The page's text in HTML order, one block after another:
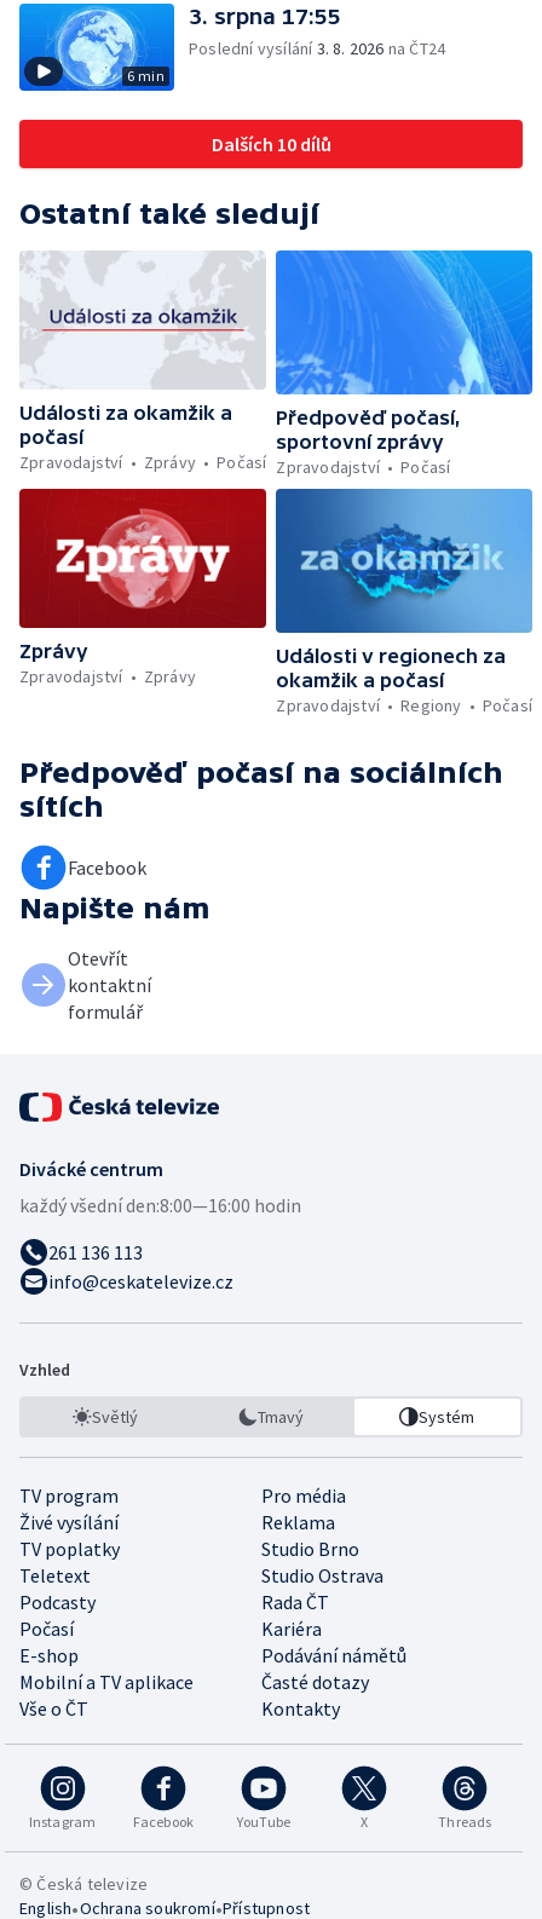
6 min
3. srpna 17:55
Poslední vysílání3. 8. 2026 na ČT24
Dalších 10 dílů
Ostatní také sledují
Události za okamžik a
počasí
Zpravodajství
Zprávy Počasí
Předpověď počasí,
sportovní zprávy
Zpravodajství
Počasí
Zprávy
Zpravodajství
Zprávy
Události v regionech za
okamžik a počasí
Zpravodajství
Regiony Počasí
Předpověď počasí na sociálních
sítích
Facebook
Napište nám
Otevřít
kontaktní
formulář
Divácké centrum
každý všední den:8:00—16:00 hodin
261 136 113
info@ceskatelevize.cz
Vzhled
Světlý Tmavý Systém
TV program
Pro média
Živé vysílání
Reklama
TV poplatky
Studio Brno
Teletext
Studio Ostrava
Podcasty
Rada ČT
Počasí
Kariéra
E-shop
Podávání námětů
Mobilní a TV aplikace
Časté dotazy
Vše o ČT
Kontakty
Instagram Facebook YouTube X Threads
© Česká televize
English•Ochrana soukromí•Přístupnost